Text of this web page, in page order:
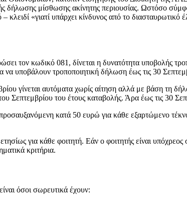
δήλωσης μίσθωσης ακίνητης περιουσίας. Ωστόσο
κλειδί «γιατί υπάρχει κίνδυνος από το
τον κωδικό 081, δίνεται η δυνατότητα υποβολής
να υποβάλουν τροποποιητική δήλωση έως τις 30
γίνεται αυτόματα χωρίς αίτηση αλλά με βάση τη
Σεπτεμβρίου του έτους καταβολής. Άρα έως τις 30
κατά 50 ευρώ για κάθε εξαρτώμενο
για κάθε φοιτητή. Εάν ο φοιτητής είναι
κριτήρια.
όσοι σωρευτικά έχουν: